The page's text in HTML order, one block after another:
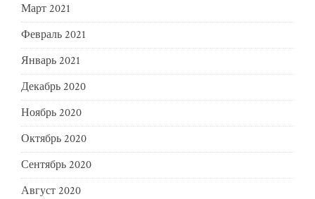
Март 2021
Февраль 2021
Январь 2021
Декабрь 2020
Ноябрь 2020
Октябрь 2020
Сентябрь 2020
Август 2020